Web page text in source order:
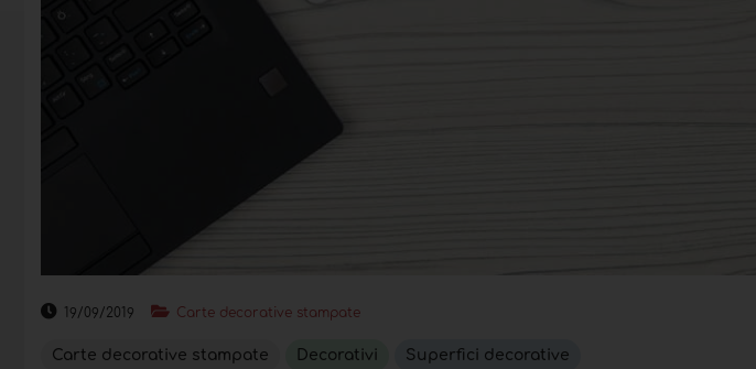
19/09/2019 Carte decorative stampate
Carte decorative stampate Decorativi Superfici decorative